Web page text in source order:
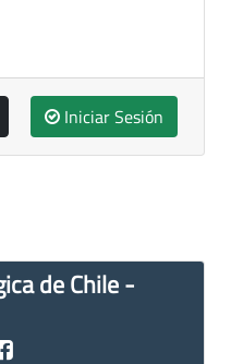
Iniciar Sesión
de Chile -